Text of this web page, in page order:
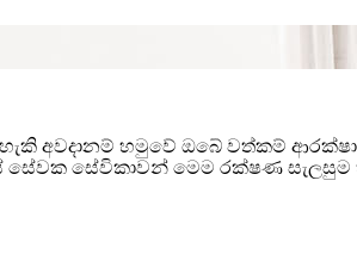
අවදානම් හමුවේ ඔ‍බේ වත්කම්
සේවිකාවන් මෙම රක්ෂණ